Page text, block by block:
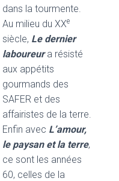
dans la tourmente.
Au milieu du XXe
siècle, Le dernier
laboureura résisté
aux appétits
gourmands des
SAFER et des
affairistes de la terre.
Enfin avec L’amour,
le paysan et la terre,
ce sont les années
60, celles de la